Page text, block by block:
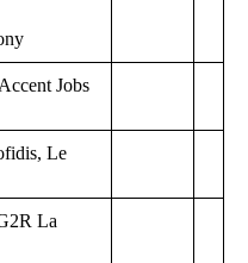
Jobs
Le
La